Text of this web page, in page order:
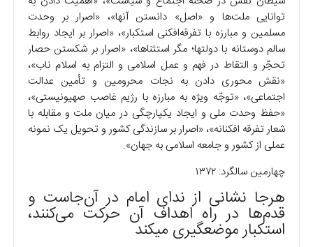
توانایی ملت‌ها و «اصل» دانستن آنها»، «اصرار بر وحدت
مسلمین و مبارزه با تفرقه‌افکنی استکبار»، «اصرار بر ایجاد روابط
سالم دوستانه با دولتها؛ مگر استثناها»، «اصرار بر شکستن حصار
تحجّر و التقاط در فهم و عمل اسلامی و التزام به اسلام ناب»،
«نقش محوری دادن به نجات محرومین و تأمین عدالت
اجتماعی»، «توجّه ویژه به مبارزه با رژیم غاصب صهیونیستی»،
«حفظ وحدت ملی و ایجاد یکپارچگی در میان ملت و مقابله با
شعار تفرقه افکنانه»، «اصرار بر سازندگی کشور و تحویل یک نمونه
عملی از کشور و جامعه اسلامی به جهان».
چهارمین سالگرد: ۱۳۷۲
هرجا نشانی از ندای امام در آن‌جاست و
قدم‌ها در راه اهداف آن حرکت می‌کنند،
استکبار موضعگیری میکند